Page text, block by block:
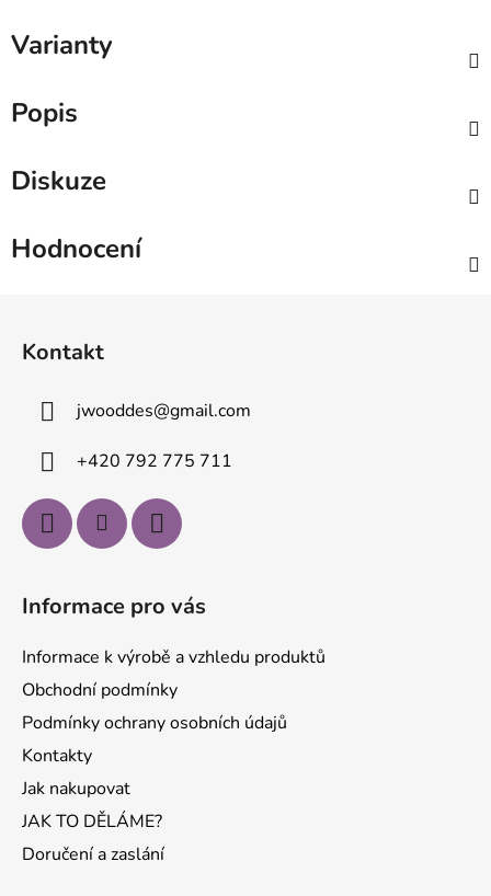
Varianty
Popis
Diskuze
Hodnocení
Kontakt
jwooddes@gmail.com
+420 792 775 711
Informace pro vás
Informace k výrobě a vzhledu produktů
Obchodní podmínky
Podmínky ochrany osobních údajů
Kontakty
Jak nakupovat
JAK TO DĚLÁME?
Doručení a zaslání